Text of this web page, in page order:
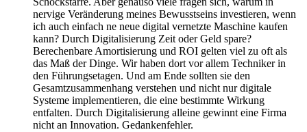
nervige Veränderung meines Bewusstseins investieren, wenn
ich auch einfach ne neue digital vernetzte Maschine kaufen
kann? Durch Digitalisierung Zeit oder Geld spare?
Berechenbare Amortisierung und ROI gelten viel zu oft als
das Maß der Dinge. Wir haben dort vor allem Techniker in
den Führungsetagen. Und am Ende sollten sie den
Gesamtzusammenhang verstehen und nicht nur digitale
Systeme implementieren, die eine bestimmte Wirkung
entfalten. Durch Digitalisierung alleine gewinnt eine Firma
nicht an Innovation. Gedankenfehler.